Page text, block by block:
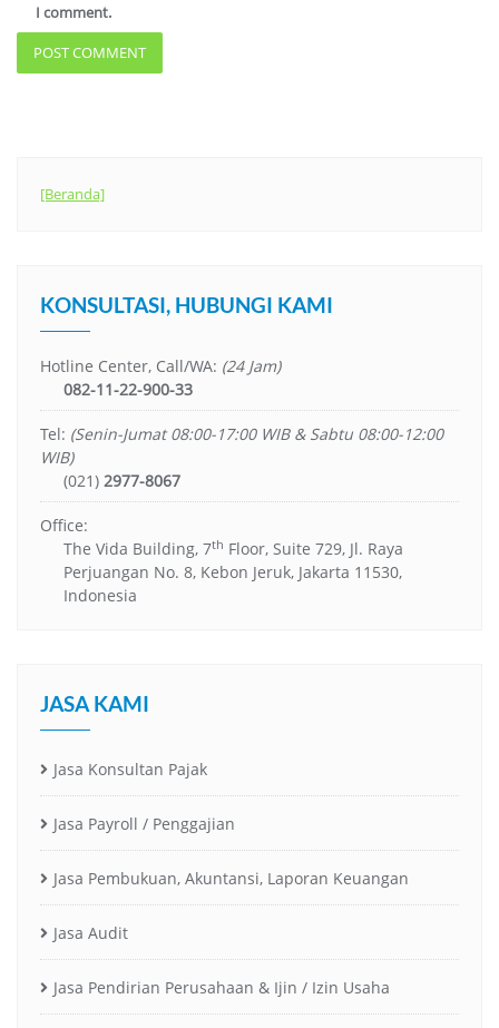
I comment.
[Beranda]
KONSULTASI, HUBUNGI KAMI
Hotline Center, Call/WA: (24 Jam)
082-11-22-900-33
Tel: (Senin-Jumat 08:00-17:00 WIB & Sabtu 08:00-12:00
WIB)
(021) 2977-8067
Office:
The Vida Building, 7th Floor, Suite 729, Jl. Raya
Perjuangan No. 8, Kebon Jeruk, Jakarta 11530,
Indonesia
JASA KAMI
Jasa Konsultan Pajak
Jasa Payroll / Penggajian
Jasa Pembukuan, Akuntansi, Laporan Keuangan
Jasa Audit
Jasa Pendirian Perusahaan & Ijin / Izin Usaha